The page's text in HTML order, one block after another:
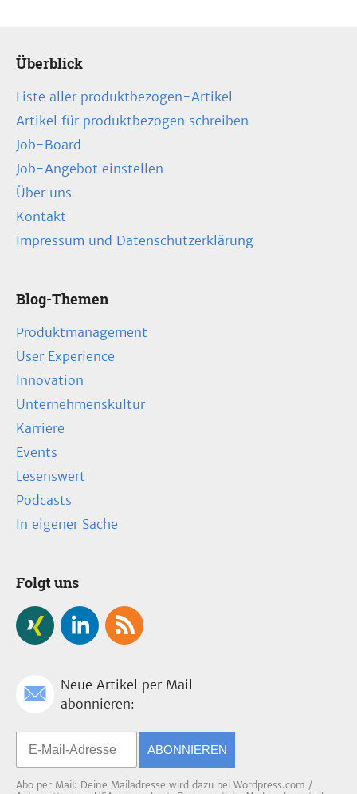
Überblick
Liste aller produktbezogen-Artikel
Artikel für produktbezogen schreiben
Job-Board
Job-Angebot einstellen
Über uns
Kontakt
Impressum und Datenschutzerklärung
Blog-Themen
Produktmanagement
User Experience
Innovation
Unternehmenskultur
Karriere
Events
Lesenswert
Podcasts
In eigener Sache
Folgt uns
Neue Artikel per Mail
abonnieren:
ABONNIEREN
Abo per Mail: Deine Mailadresse wird dazu bei Wordpress.com /